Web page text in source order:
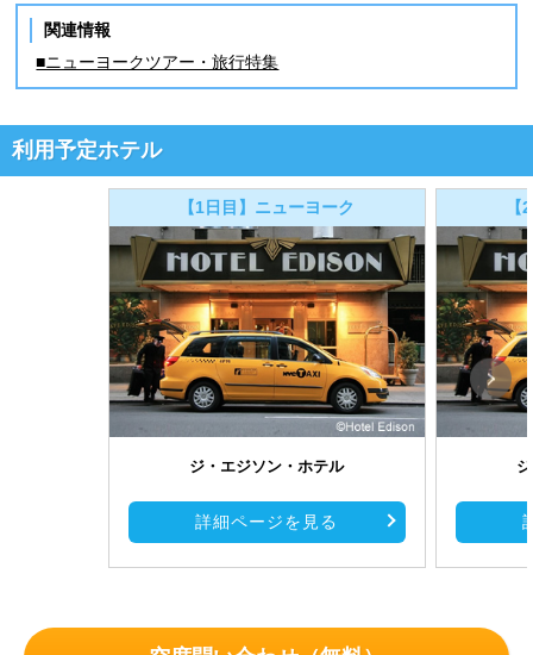
関連情報
■ニューヨークツアー・旅行特集
利用予定ホテル
【1日目】ニューヨーク
ジ・エジソン・ホテル
詳細ページを見る